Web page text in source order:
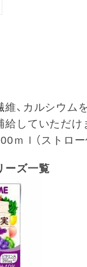
、カルシウム
していただけ
ｍｌ（ストロー
ーズ一覧